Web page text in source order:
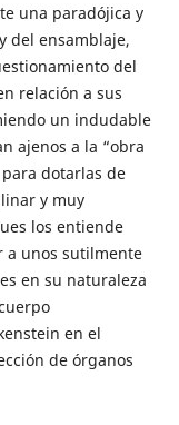
una paradójica y
del ensamblaje,
del
relación a sus
un indudable
ajenos a la “obra
dotarlas de
y muy
los entiende
a unos sutilmente
en su naturaleza
en el
de órganos